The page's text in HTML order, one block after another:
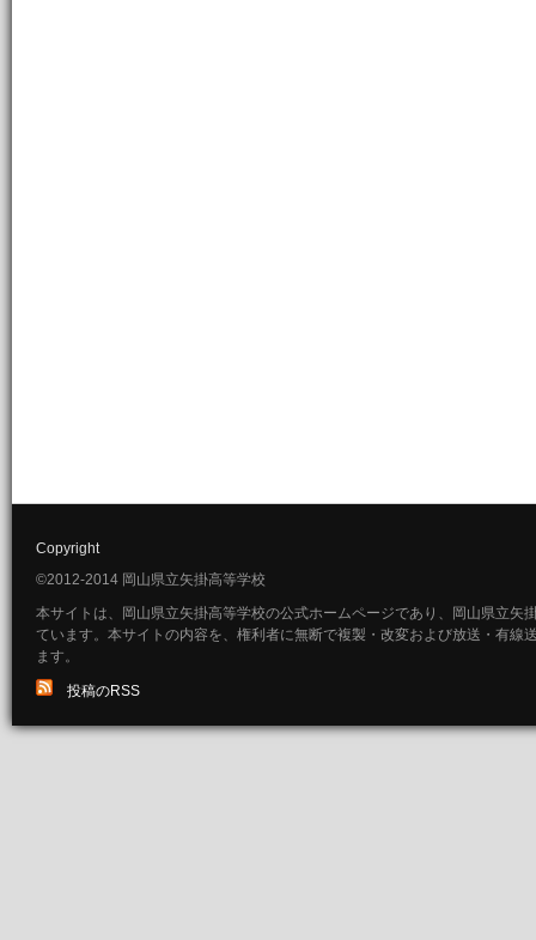
Copyright
©2012-2014 岡山県立矢掛高等学校
本サイトは、岡山県立矢掛高等学校の公式ホームページであり、岡山県立矢
ています。本サイトの内容を、権利者に無断で複製・改変および放送・有線
ます。
投稿のRSS